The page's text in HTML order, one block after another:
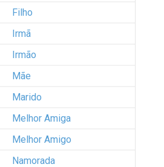
Filho
Irmã
Irmão
Mãe
Marido
Melhor Amiga
Melhor Amigo
Namorada